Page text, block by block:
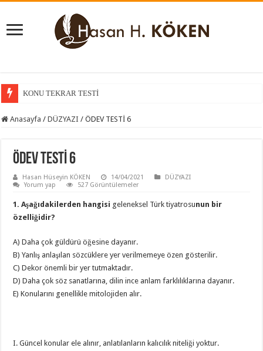
KONU TEKRAR TESTİ
KONU KAVRAMA TESTİ
Anasayfa / DÜZYAZI / ÖDEV TESTİ 6
ÖDEV TESTİ 6
Hasan Hüseyin KÖKEN 14/04/2021
DÜZYAZI
Yorum yap
527 Görüntülemeler
1. Aşağıdakilerden hangisi geleneksel Türk tiyatrosunun bir
özelliğidir?
A) Daha çok güldürü öğesine dayanır.
B) Yanlış anlaşılan sözcüklere yer verilmemeye özen gösterilir.
C) Dekor önemli bir yer tutmaktadır.
D) Daha çok söz sanatlarına, dilin ince anlam farklılıklarına dayanır.
E) Konularını genellikle mitolojiden alır.
I. Güncel konular ele alınır, anlatılanların kalıcılık niteliği yoktur.